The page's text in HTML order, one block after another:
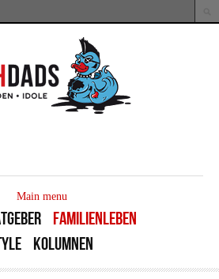
Main menu
FAMILIENLEBEN
KOLUMNEN